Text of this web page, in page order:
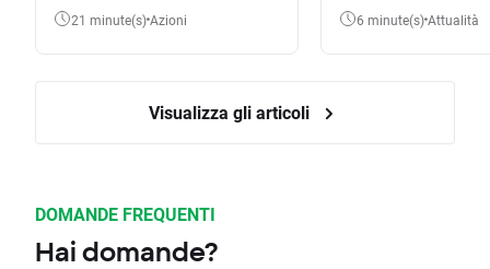
21 minute(s) Azioni 6 minute(s) Attualità
Visualizza gli articoli
DOMANDE FREQUENTI
Hai domande?